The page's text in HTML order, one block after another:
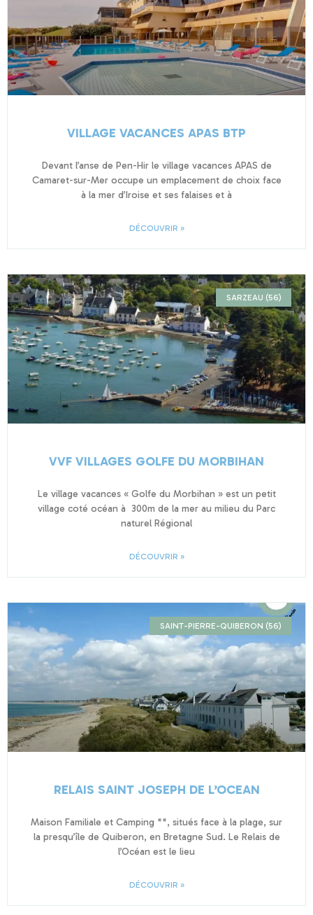
VILLAGE VACANCES APAS BTP
Devant l’anse de Pen-Hir le village vacances APAS de
Camaret-sur-Mer occupe un emplacement de choix face
à la mer d’Iroise et ses falaises et à
DÉCOUVRIR »
SARZEAU (56)
VVF VILLAGES GOLFE DU MORBIHAN
Le village vacances « Golfe du Morbihan » est un petit
village coté océan à 300m de la mer au milieu du Parc
naturel Régional
DÉCOUVRIR »
SAINT-PIERRE-QUIBERON (56)
RELAIS SAINT JOSEPH DE L’OCEAN
Maison Familiale et Camping **, situés face à la plage, sur
la presqu’île de Quiberon, en Bretagne Sud. Le Relais de
l’Océan est le lieu
DÉCOUVRIR »